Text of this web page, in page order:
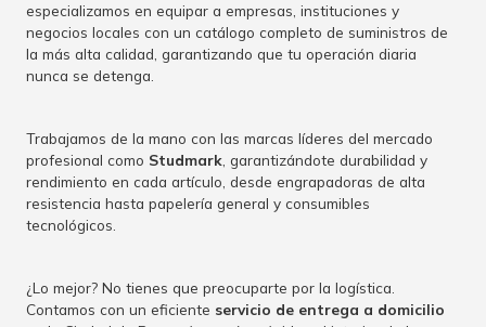
especializamos en equipar a empresas, instituciones y
negocios locales con un catálogo completo de suministros de
la más alta calidad, garantizando que tu operación diaria
nunca se detenga.
Trabajamos de la mano con las marcas líderes del mercado
profesional como Studmark , garantizándote durabilidad y
rendimiento en cada artículo, desde engrapadoras de alta
resistencia hasta papelería general y consumibles
tecnológicos.
¿Lo mejor? No tienes que preocuparte por la logística.
Contamos con un eficiente servicio de entrega a domicilio